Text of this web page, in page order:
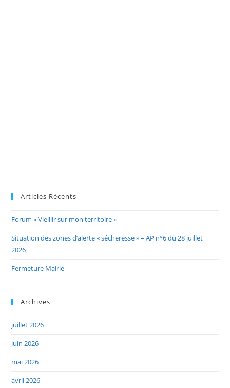
Articles Récents
Forum « Vieillir sur mon territoire »
Situation des zones d’alerte « sécheresse » – AP n°6 du 28 juillet
2026
Fermeture Mairie
Archives
juillet 2026
juin 2026
mai 2026
avril 2026